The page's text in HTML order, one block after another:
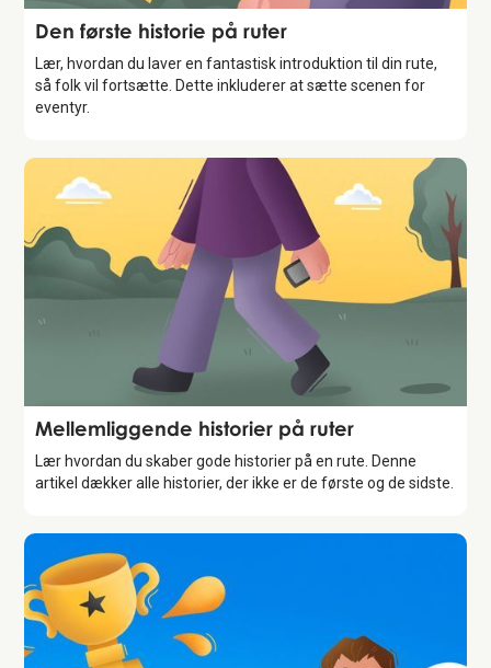
Storytelling
Den første historie på ruter
Lær, hvordan du laver en fantastisk introduktion til din rute,
så folk vil fortsætte. Dette inkluderer at sætte scenen for
eventyr.
Storytelling
Mellemliggende historier på ruter
Lær hvordan du skaber gode historier på en rute. Denne
artikel dækker alle historier, der ikke er de første og de sidste.